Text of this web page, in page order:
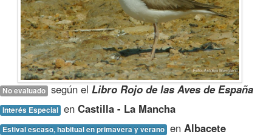
No evaluado según el Libro Rojo de las Aves de España
Interés Especial en Castilla - La Mancha
Estival escaso, habitual en primavera y verano en Albacete